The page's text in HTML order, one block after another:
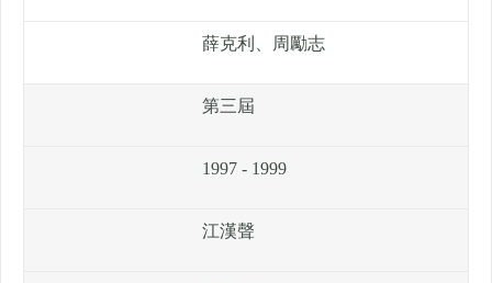
薛克利、周勵志
第三屆
1997 - 1999
江漢聲